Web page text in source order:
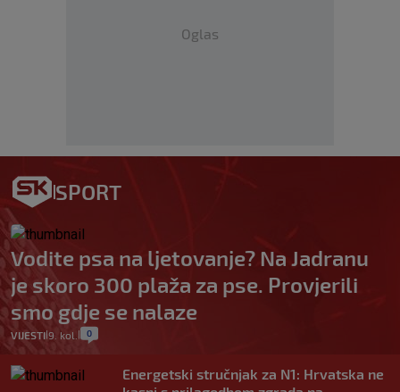
Oglas
SPORT
Vodite psa na ljetovanje? Na Jadranu
je skoro 300 plaža za pse. Provjerili
smo gdje se nalaze
VIJESTI|9. kol. 0
Energetski stručnjak za N1: Hrvatska ne